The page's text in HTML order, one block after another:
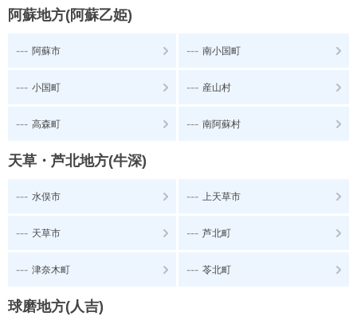
阿蘇地方(阿蘇乙姫)
--- 阿蘇市 --- 南小国町
--- 小国町 --- 産山村
--- 高森町 --- 南阿蘇村
天草・芦北地方(牛深)
--- 水俣市 --- 上天草市
--- 天草市 --- 芦北町
--- 津奈木町 --- 苓北町
球磨地方(人吉)